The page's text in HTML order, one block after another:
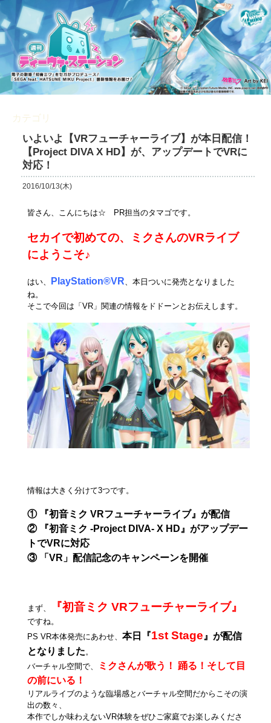
カテゴリ
いよいよ【VRフューチャーライブ】が本日配信！
【Project DIVA X HD】が、アップデートでVRに
対応！
2016/10/13(木)
皆さん、こんにちは☆ PR担当のタマゴです。
セカイで初めての、ミクさんのVRライブ
にようこそ♪
はい、 PlayStation®VR、本日ついに発売となりました
ね。
そこで今回は「VR」関連の情報をドドーンとお伝えします。
情報は大きく分けて3つです。
① 『初音ミク VRフューチャーライブ』が配信
② 『初音ミク -Project DIVA- X HD』がアップデー
トでVRに対応
③ 「VR」配信記念のキャンペーンを開催
まず、 『初音ミク VRフューチャーライブ』
ですね。
PS VR本体発売にあわせ、 本日『1st Stage 』が配信
となりました。
バーチャル空間で、
ミクさんが歌う！ 踊る！そして目
の前にいる！
リアルライブのような臨場感とバーチャル空間だからこその演
出の数々、
本作でしか味わえないVR体験をぜひご家庭でお楽しみくださ